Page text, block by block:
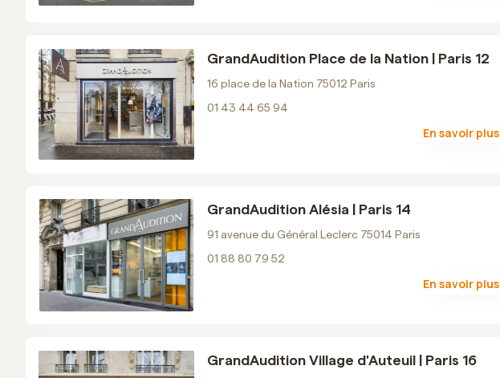
Voir les horaires
GrandAudition Place d'Italie
01 85 64 02 58
Email
GrandAudition Sceaux
01 40 83 02 88
Email
Prendre RDV
GrandAudition Place de la Nation | Paris 12
16 place de la Nation 75012 Paris
01 43 44 65 94
En savoir plus
GrandAudition Alésia | Paris 14
91 avenue du Général Leclerc 75014 Paris
01 88 80 79 52
En savoir plus
GrandAudition Village d'Auteuil | Paris 16